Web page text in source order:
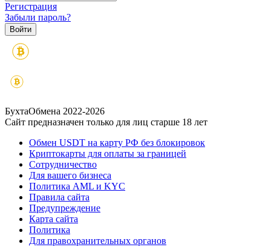
Регистрация
Забыли пароль?
БухтаОбмена 2022-2026
Сайт предназначен только для лиц старше 18 лет
Обмен USDT на карту РФ без блокировок
Криптокарты для оплаты за границей
Сотрудничество
Для вашего бизнеса
Политика AML и KYC
Правила сайта
Предупреждение
Карта сайта
Политика
Для правохранительных органов